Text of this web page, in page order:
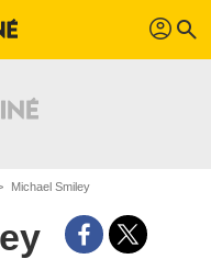
profil search
Michael Smiley